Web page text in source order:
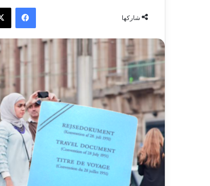
شاركها
فيسبوك